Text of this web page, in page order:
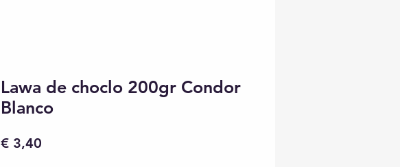
Lawa de choclo 200gr Condor
Blanco
€ 3,40